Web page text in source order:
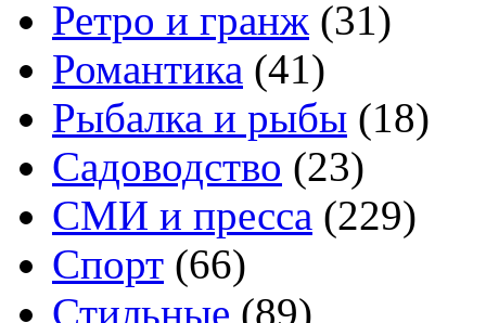
Ретро и гранж (31)
Романтика (41)
Рыбалка и рыбы (18)
Садоводство (23)
СМИ и пресса (229)
Спорт (66)
Стильные (89)